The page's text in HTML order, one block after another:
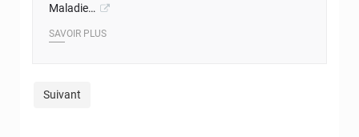
Maladie…
SAVOIR PLUS
Suivant